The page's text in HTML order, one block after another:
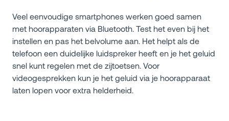
Veel eenvoudige smartphones werken goed samen
met hoorapparaten via Bluetooth. Test het even bij het
instellen en pas het belvolume aan. Het helpt als de
telefoon een duidelijke luidspreker heeft en je het geluid
snel kunt regelen met de zijtoetsen. Voor
videogesprekken kun je het geluid via je hoorapparaat
laten lopen voor extra helderheid.